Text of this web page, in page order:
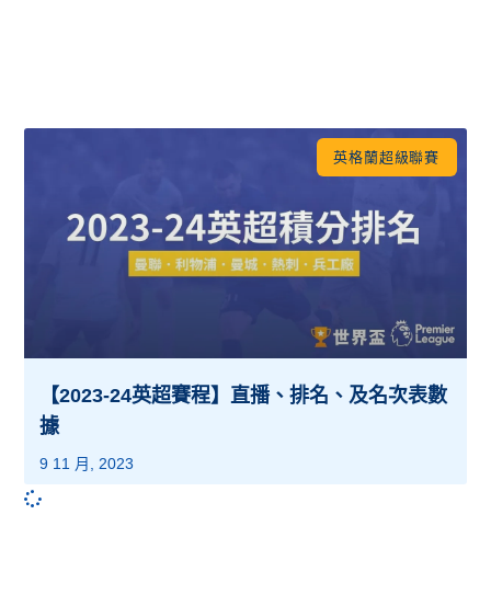
英格蘭超級聯賽
【2023-24英超賽程】直播、排名、及名次表數
據
9 11 月, 2023